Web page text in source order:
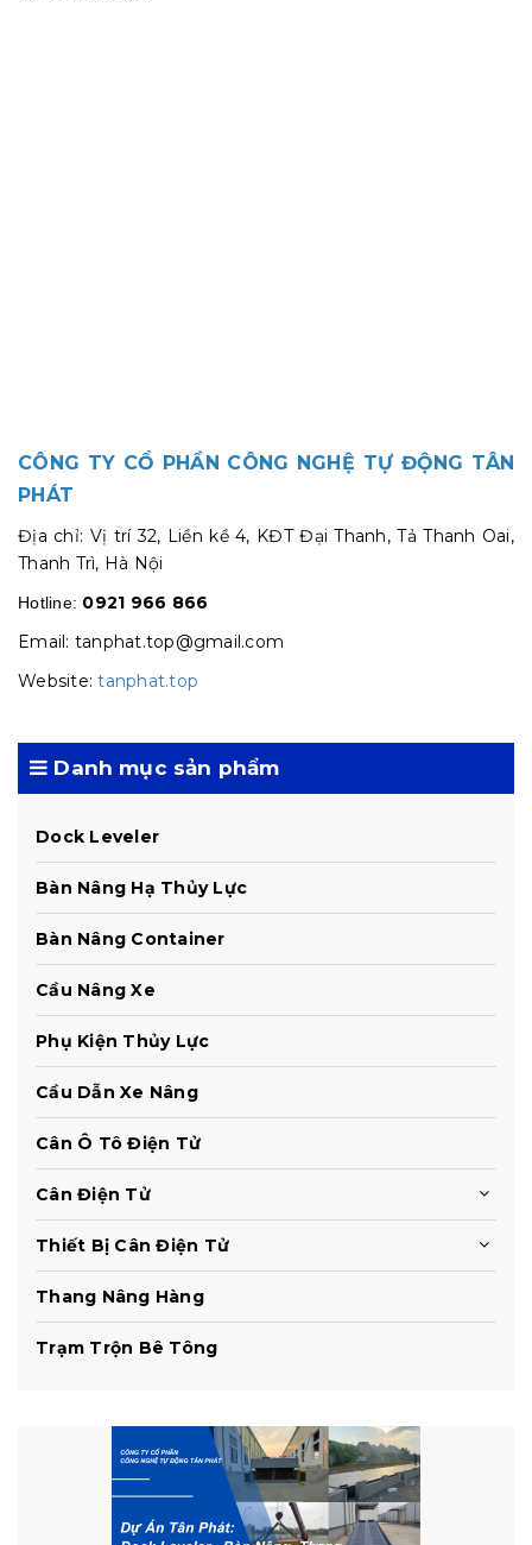
CÔNG TY CỔ PHẦN CÔNG NGHỆ TỰ ĐỘNG TÂN
PHÁT
Địa chỉ: Vị trí 32, Liền kề 4, KĐT Đại Thanh, Tả Thanh Oai,
Thanh Trì, Hà Nội
Hotline: 0921 966 866
Email: tanphat.top@gmail.com
Website:tanphat.top
Danh mục sản phẩm
Dock Leveler
Bàn Nâng Hạ Thủy Lực
Bàn Nâng Container
Cầu Nâng Xe
Phụ Kiện Thủy Lực
Cầu Dẫn Xe Nâng
Cân Ô Tô Điện Tử
Cân Điện Tử
Thiết Bị Cân Điện Tử
Thang Nâng Hàng
Trạm Trộn Bê Tông